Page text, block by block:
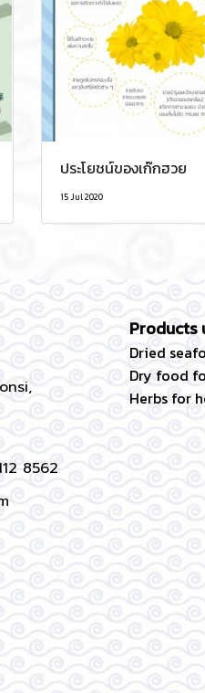
ประโยชน์ของเก๊กฮวย
15 Jul 2020
8562
Products
Dried
Dry food
Herbs for